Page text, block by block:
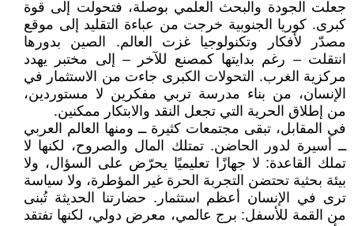
جعلت الجودة والبحث العلمي بوصلة، فتحولت إلى قوة
كبرى. كوريا الجنوبية خرجت من عباءة التقليد إلى موقع
مصدّر لأفكار وتكنولوجيا غزت العالم. الصين بدورها
انتقلت – رغم بدايتها كمصنع للآخر – إلى مختبر يهدد
مركزية الغرب. التحولات الكبرى جاءت من الاستثمار في
الإنسان، من بناء مدرسة تربي مفكرين لا مستوردين،
من إطلاق الحرية التي تجعل النقد والابتكار ممكنين.
في المقابل، تبقى مجتمعات كثيرة ــ ومنها العالم العربي
ــ أسيرة لدور الحاضن. تمتلك المال والصروح، لكنها لا
تملك القاعدة: لا جهازًا تعليميًا يحرّض على السؤال، ولا
بيئة بحثية تحتضن التجربة الحرة غير المؤطرة، ولا سياسة
ترى في الإنسان أعظم استثمار. حضارتنا الحديثة تُبنى
من القمة للأسفل: برج عالمي، معرض دولي، لكنها تفتقد